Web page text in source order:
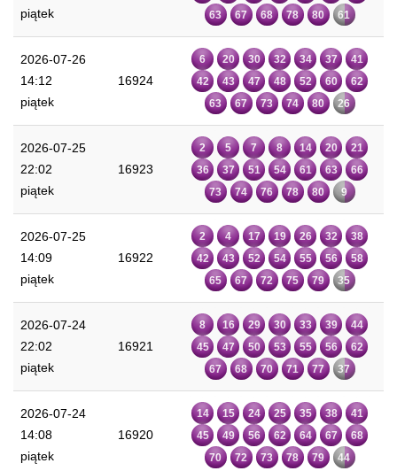
piątek
63
67 68 78 80 61
2026-07-26
14:12
piątek
16924
6 20 30 32 34 37
41
42
43 47 48 52 60
62
63
67 73 74 80 26
2026-07-25
22:02
piątek
16923
2 5 7 8 14 20
21
36
37 51 54 61 63
66
73
74 76 78 80 9
2026-07-25
14:09
piątek
16922
2 4 17 19 26 32
38
42
43 52 54 55 56
58
65
67 72 75 79 35
2026-07-24
22:02
piątek
16921
8 16 29 30 33 39
44
45
47 50 53 55 56
62
67
68 70 71 77 37
2026-07-24
14:08
piątek
16920
14 15 24 25 35 38
41
45
49 56 62 64 67
68
70
72 73 78 79 44